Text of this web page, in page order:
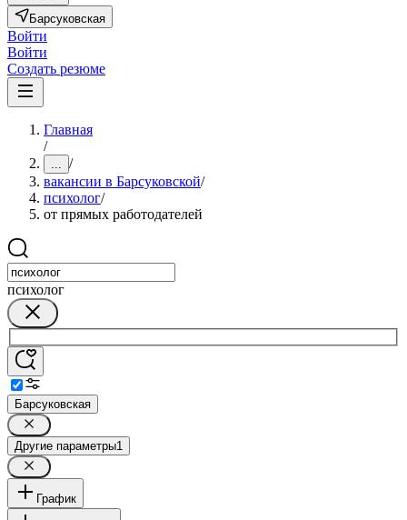
Барсуковская
Войти
Войти
Создать резюме
Главная
/
... /
вакансии в Барсуковской/
психолог/
от прямых работодателей
психолог
Барсуковская
Другие параметры1
График